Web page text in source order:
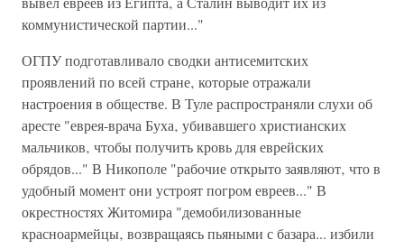
коммунистической партии..."
ОГПУ подготавливало сводки антисемитских
проявлений по всей стране‚ которые отражали
настроения в обществе. В Туле распространяли слухи об
аресте "еврея-врача Буха‚ убивавшего христианских
мальчиков‚ чтобы получить кровь для еврейских
обрядов..." В Никополе "рабочие открыто заявляют‚ что в
удобный момент они устроят погром евреев..." В
окрестностях Житомира "демобилизованные
красноармейцы‚ возвращаясь пьяными с базара... избили